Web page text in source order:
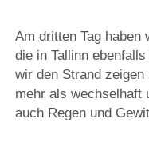
Am dritten Tag haben
die in Tallinn
wir den Strand
mehr als wechselhaft
auch Regen und